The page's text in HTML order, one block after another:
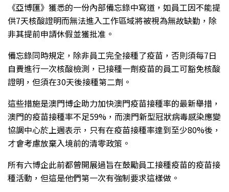
《亞博匯》獲悉的一份內部備忘錄中寫道，如員工因不能提
供7天核酸證明而無法進入工作區域將被視為無故缺勤，除
非其提前申請休假並獲批准。
備忘錄同時規定，除非員工完全接種了疫苗，否則須每7日
自費進行一次核酸檢測，已接種一劑疫苗的員工可豁免核酸
證明，但須在30天後接種第二劑。
這些措施是澳門博企助力加快澳門疫苗接種率的最新舉措，
澳門的疫苗接種率不足59%，而澳門新型冠狀病毒感染應變
協調中心於上週表示，只有在疫苗接種率達到至少80%後，
才會考慮放棄入境前的清零政策。
所有六博企此前都曾開展過旨在鼓勵員工接種疫苗的疫苗接
種活動，但這是他們第一次有強制要求這樣做。